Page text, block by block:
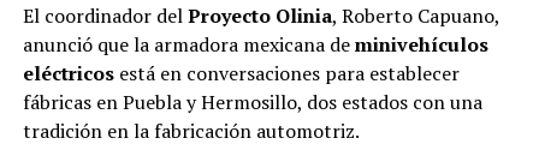
El coordinador delProyecto Olinia, Roberto Capuano,
anunció que la armadora mexicana deminivehículos
eléctricosestá en conversaciones para establecer
fábricas en Puebla y Hermosillo, dos estados con una
tradición en la fabricación automotriz.